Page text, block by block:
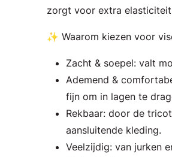
zorgt voor extra
✨ Waarom kiezen voor
Zacht & soepel: valt
Ademend &
fijn om in lagen te
Rekbaar: door de
aansluitende kleding.
Veelzijdig: van jurken